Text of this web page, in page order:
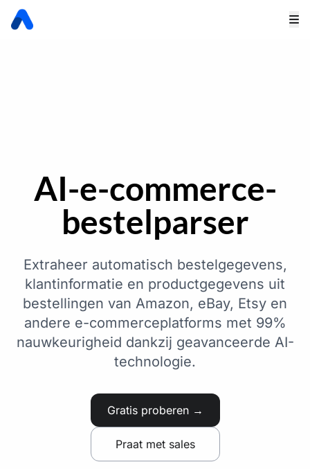
AI-e-commerce-
bestelparser
Extraheer automatisch bestelgegevens,
klantinformatie en productgegevens uit
bestellingen van Amazon, eBay, Etsy en
andere e-commerceplatforms met 99%
nauwkeurigheid dankzij geavanceerde AI-
technologie.
Gratis proberen →
Praat met sales